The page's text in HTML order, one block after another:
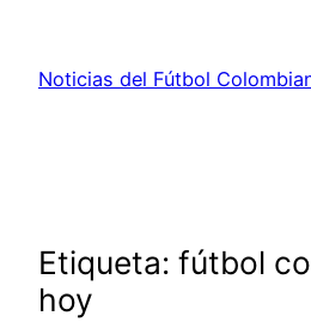
contenido
Noticias del Fútbol
Etiqueta: fútbol
hoy